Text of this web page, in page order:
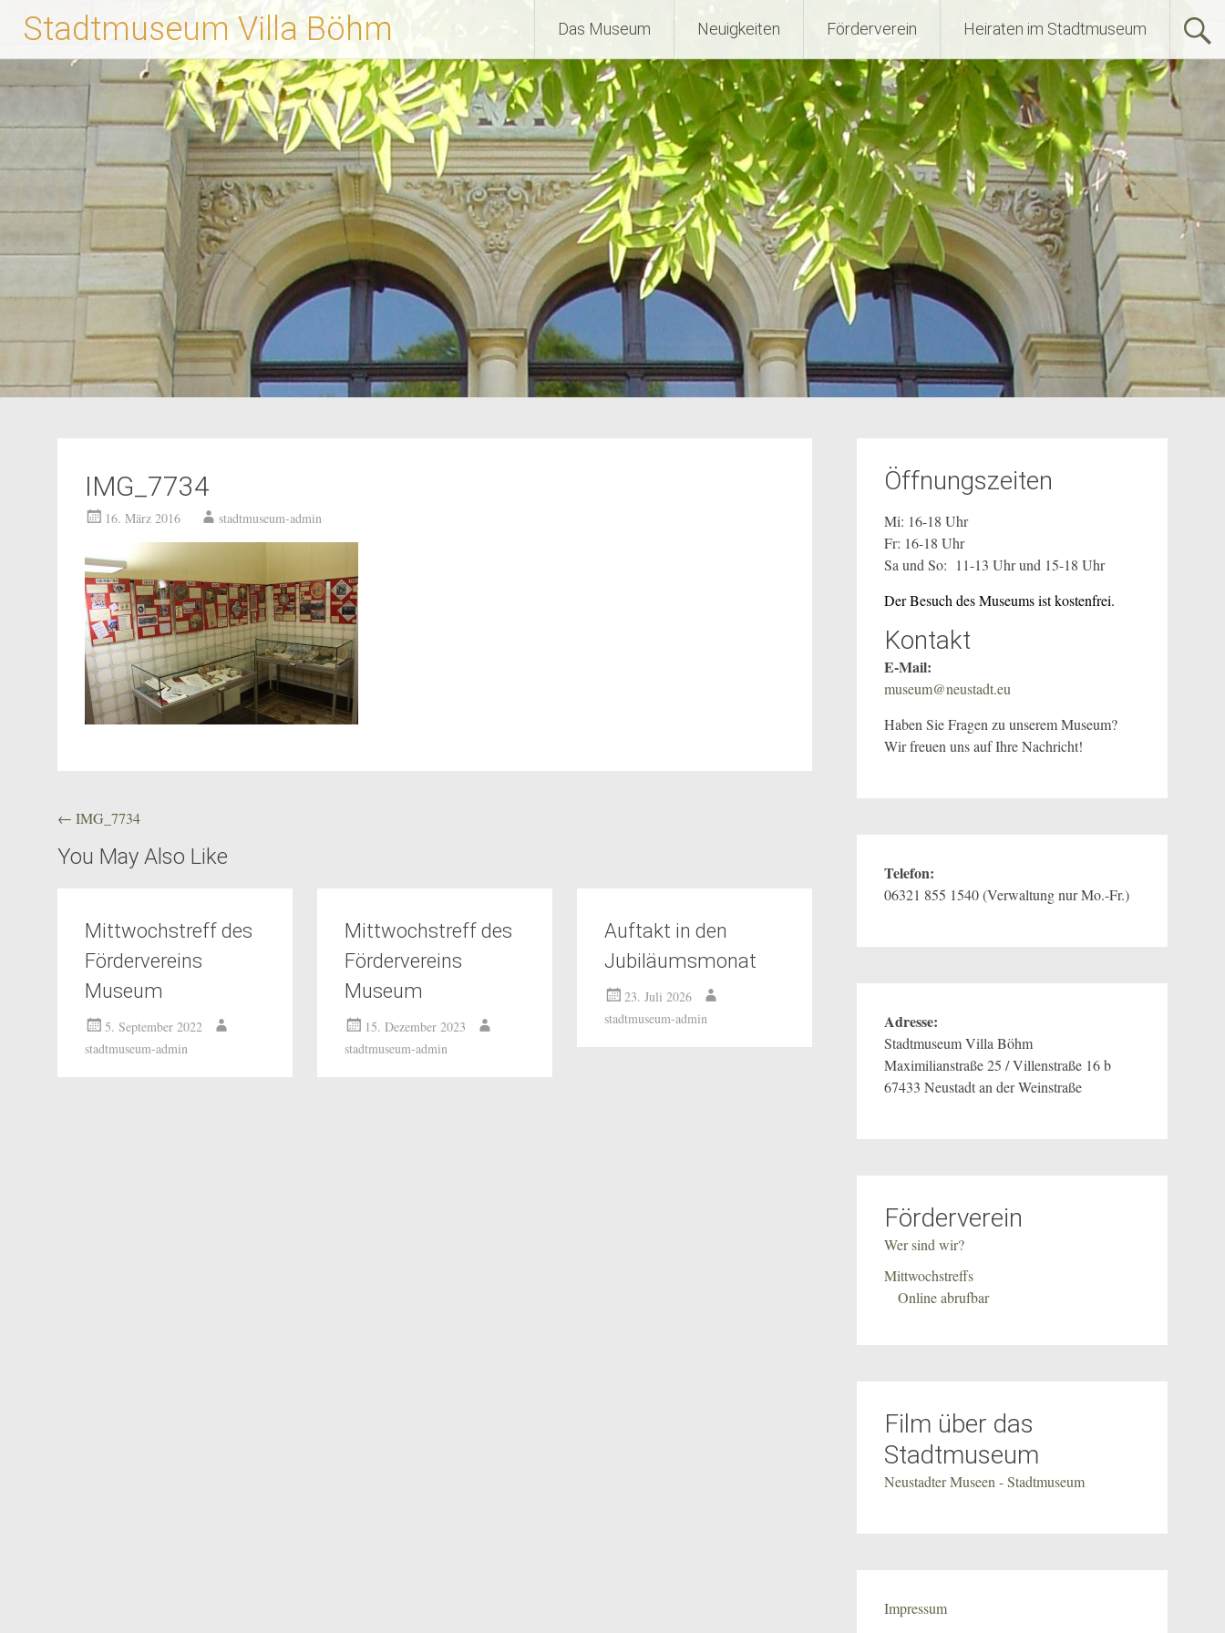
InhaltStadtmuseum Villa Böhm Das Museum Neuigkeiten Förderverein Heiraten im Stadtmuseum
IMG_7734
16. März 2016 stadtmuseum-admin
Beitragsnavigation
← IMG_7734
You May Also Like
Mittwochstreff des
Fördervereins
Museum
5. September 2022
stadtmuseum-admin
Mittwochstreff des
Fördervereins
Museum
15. Dezember 2023
stadtmuseum-admin
Auftakt in den
Jubiläumsmonat
23. Juli 2026
stadtmuseum-admin
Öffnungszeiten
Mi: 16-18 Uhr
Fr: 16-18 Uhr
Sa und So: 11-13 Uhr und 15-18 Uhr
Der Besuch des Museums ist kostenfrei.
Kontakt
E-Mail:
museum@neustadt.eu
Haben Sie Fragen zu unserem Museum?
Wir freuen uns auf Ihre Nachricht!
Telefon:
06321 855 1540 (Verwaltung nur Mo.-Fr.)
Adresse:
Stadtmuseum Villa Böhm
Maximilianstraße 25 / Villenstraße 16 b
67433 Neustadt an der Weinstraße
Förderverein
Wer sind wir?
Mittwochstreffs
Online abrufbar
Film über das
Stadtmuseum
Neustadter Museen - Stadtmuseum
Impressum